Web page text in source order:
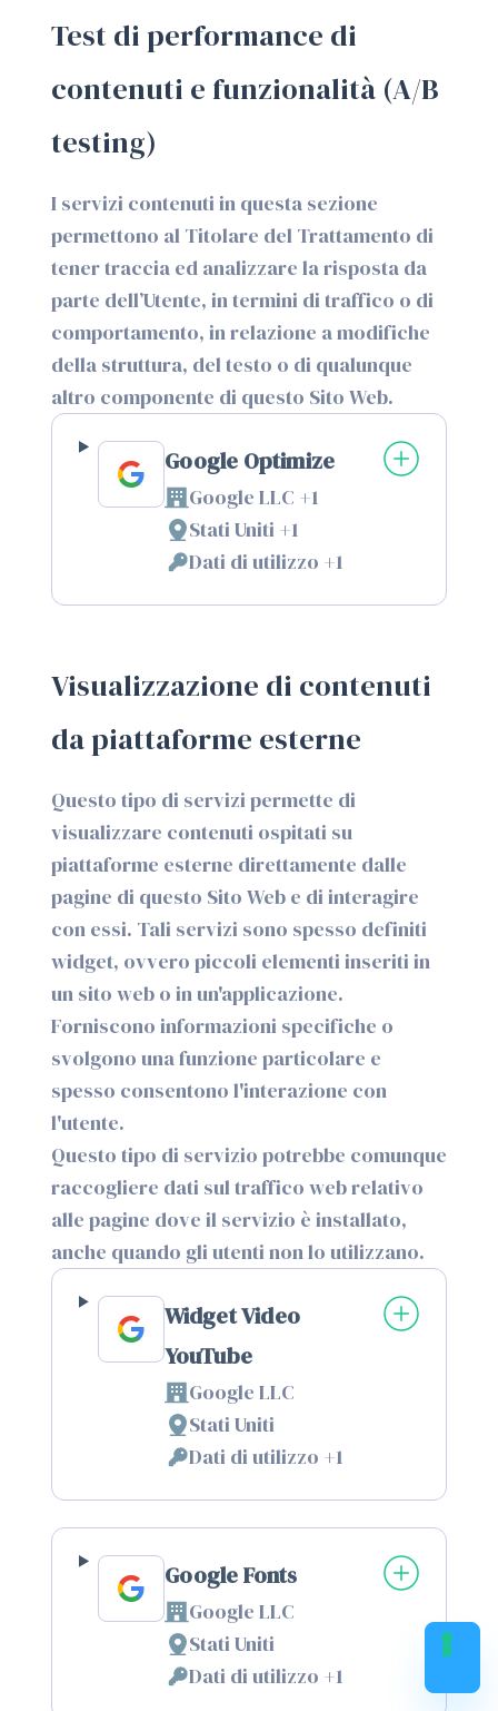
Test di performance di
contenuti e funzionalità (A/B
testing)
I servizi contenuti in questa sezione
permettono al Titolare del Trattamento di
tener traccia ed analizzare la risposta da
parte dell’Utente, in termini di traffico o di
comportamento, in relazione a modifiche
della struttura, del testo o di qualunque
altro componente di questo Sito Web.
Google Optimize
Azienda:
Google LLC +1
Luogo
del
trattamento:
Stati Uniti +1
Dati
Personali
Dati di utilizzo +1
Visualizzazione di contenuti
da piattaforme esterne
Questo tipo di servizi permette di
visualizzare contenuti ospitati su
piattaforme esterne direttamente dalle
pagine di questo Sito Web e di interagire
con essi. Tali servizi sono spesso definiti
widget, ovvero piccoli elementi inseriti in
un sito web o in un'applicazione.
Forniscono informazioni specifiche o
svolgono una funzione particolare e
spesso consentono l'interazione con
l'utente.
Questo tipo di servizio potrebbe comunque
raccogliere dati sul traffico web relativo
alle pagine dove il servizio è installato,
anche quando gli utenti non lo utilizzano.
Widget Video
YouTube
Azienda:
Google LLC
Luogo
del
trattamento:
Stati Uniti
Dati
Personali
trattati:
Dati di utilizzo +1
Google Fonts
Azienda:
Google LLC
Luogo
del
Stati Uniti
Dati
Dati di utilizzo +1